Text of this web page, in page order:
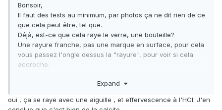
Bonsoir,
Il faut des tests au minimum, par photos ça ne dit rien de ce
que cela peut être, tel que.
Déjà, est-ce que cela raye le verre, une bouteille?
Une rayure franche, pas une marque en surface, pour cela
vous passez l'ongle dessus la "rayure", pour voir si cela
accroche.
Expand
oui , ça se raye avec une aiguille , et effervescence à l'HCI. J'en